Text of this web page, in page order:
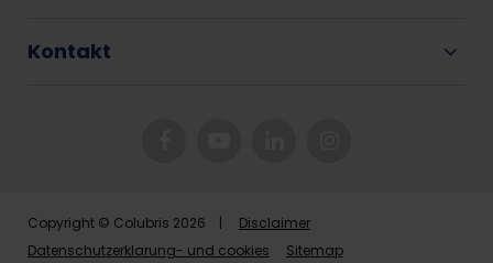
Kontakt
Copyright © Colubris 2026 | Disclaimer
Datenschutzerklarung- und cookies
Sitemap